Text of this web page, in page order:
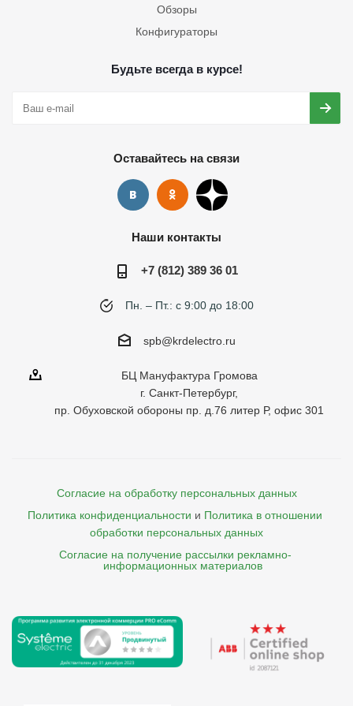
Обзоры
Конфигураторы
Будьте всегда в курсе!
Оставайтесь на связи
Наши контакты
+7 (812) 389 36 01
Пн. – Пт.: с 9:00 до 18:00
spb@krdelectro.ru
БЦ Мануфактура Громова
г. Санкт-Петербург,
пр. Обуховской обороны пр. д.76 литер Р, офис 301
Согласие на обработку персональных данных
Политика конфиденциальности и Политика в отношении
обработки персональных данных
Согласие на получение рассылки рекламно-
    информационных материалов